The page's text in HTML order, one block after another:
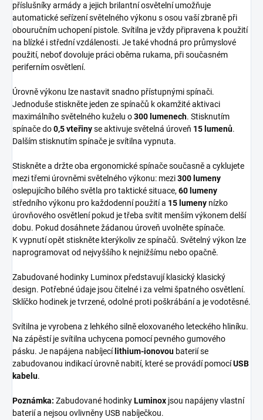
příslušníky armády a jejich brilantní osvětelní umožňuje
automatické seřízení světelného výkonu s osou vaší zbraně při
obouručním uchopení pistole. Svítilna je vždy připravena k použití
na blízké i střední vzdálenosti. Je také vhodná pro průmyslové
použití, neboť dovoluje práci oběma rukama, při současném
periferním osvětlení.
Úrovně výkonu lze nastavit snadno přístupnými spínači.
Jednoduše stiskněte jeden ze spínačů k okamžité aktivaci
maximálního světelného kuželu o300 lumenech. Stisknutím
spínače do0,5 vteřinyse aktivuje světelná úroveň 15 lumenů.
Dalším stisknutím spínače je svítilna vypnuta.
Stiskněte a držte oba ergonomické spínače současně a cyklujete
mezi třemi úrovněmi světelného výkonu: mezi300 lumeny
oslepujícího bílého světla pro taktické situace, 60 lumeny
středního výkonu pro každodenní použití a 15 lumeny nízko
úrovňového osvětlení pokud je třeba svítit menším výkonem delší
dobu. Pokud dosáhnete žádanou úroveň uvolněte spínače.
K vypnutí opět stiskněte kterýkoliv ze spínačů. Světelný výkon lze
naprogramovat od nejvyššího k nejnižšímu nebo opačně.
Zabudované hodinky Luminox představují klasický klasický
design. Potřebné údaje jsou čitelné i za velmi špatného osvětlení.
Sklíčko hodinek je tvrzené, odolné proti poškrábání a je vodotěsné.
Svítilna je vyrobena z lehkého silně eloxovaného leteckého hliníku.
Na zápěstí je svítilna uchycena pomocí pevného gumového
pásku. Je napájena nabíjecílithium-ionovou baterií se
zabudovanou indikací úrovně nabití, které se provádí pomocíUSB
kabelu.
Poznámka: Zabudované hodinkyLuminox jsou napájeny vlastní
baterií a nejsou ovlivněny USB nabíječkou.